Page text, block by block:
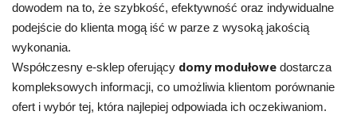
dowodem na to, że szybkość, efektywność oraz indywidualne
podejście do klienta mogą iść w parze z wysoką jakością
wykonania.
Współczesny e-sklep oferujący domy modułowedostarcza
kompleksowych informacji, co umożliwia klientom porównanie
ofert i wybór tej, która najlepiej odpowiada ich oczekiwaniom.